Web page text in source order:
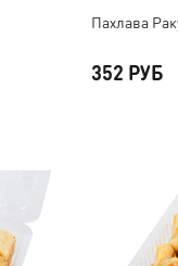
Пахлава
352 РУБ